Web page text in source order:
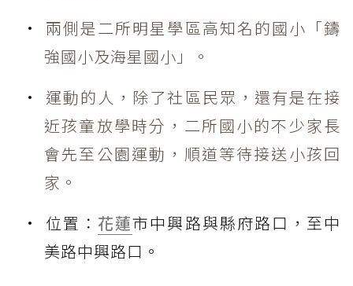
兩側是二所明星學區高知名的國小「鑄
強國小及海星國小」。
運動的人，除了社區民眾，還有是在接
近孩童放學時分，二所國小的不少家長
會先至公園運動，順道等待接送小孩回
家。
位置： 花蓮市中興路與縣府路口，至中
美路中興路口。